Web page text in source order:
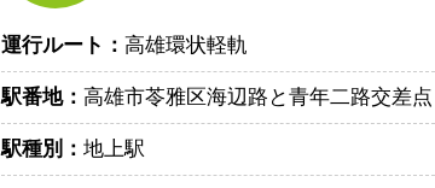
運行ルート： 高雄環状軽軌
駅番地： 高雄市苓雅区海辺路と青年二路交差点
駅種別： 地上駅